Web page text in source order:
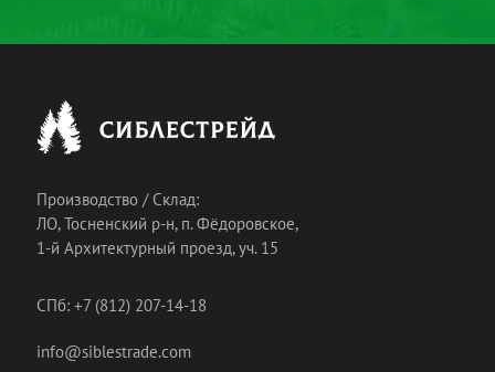
Производство / Склад:
ЛО, Тосненский р-н, п. Фёдоровское,
1-й Архитектурный проезд, уч. 15
СПб: +7 (812) 207-14-18
info@siblestrade.com